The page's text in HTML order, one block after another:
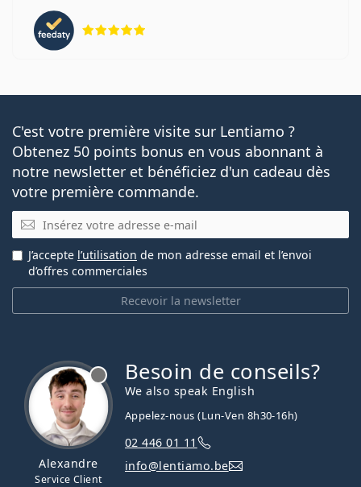
C'est votre première visite sur Lentiamo ?
Obtenez 50 points bonus en vous abonnant à
notre newsletter et bénéficiez d'un cadeau dès
votre première commande.
E-mail
Recevoir la newsletter
J’accepte l’utilisation de mon adresse email et l’envoi
d’offres commerciales
Alexandre
Service Client
Besoin de conseils?
We also speak English
Appelez-nous (Lun-Ven 8h30-16h)
02 446 01 11
info@lentiamo.be